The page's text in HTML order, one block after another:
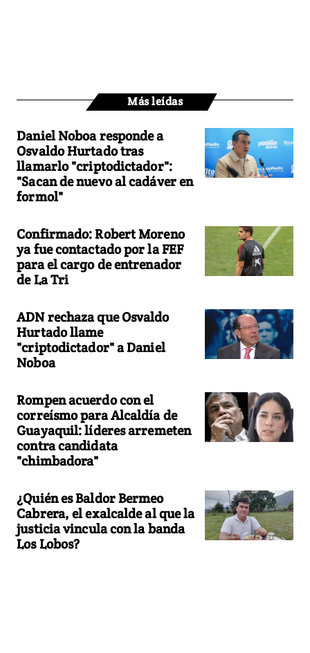
Más leídas
Daniel Noboa responde a
Osvaldo Hurtado tras
llamarlo "criptodictador":
"Sacan de nuevo al cadáver en
formol"
Confirmado: Robert Moreno
ya fue contactado por la FEF
para el cargo de entrenador
de La Tri
ADN rechaza que Osvaldo
Hurtado llame
"criptodictador" a Daniel
Noboa
Rompen acuerdo con el
correísmo para Alcaldía de
Guayaquil: líderes arremeten
contra candidata
"chimbadora"
¿Quién es Baldor Bermeo
Cabrera, el exalcalde al que la
justicia vincula con la banda
Los Lobos?